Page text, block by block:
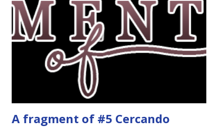
colori del blu, Amy Harmon ★ ★ ★ ★ Sapete il mio
rapporto con gli ya. Questo stranamente mi è piaciuto
molto. Mi è piaciuta la protagonista, la sua crescita, il suo
rapporto con il professor Wilson che cresce piano piano.
Alla fine mi stavo pure commuovendo! Unravel me ,
Tahereh Mafi ★ ★ ★ ★ ★ Ho già scritto una recensi...
A fragment of #5 Cercando